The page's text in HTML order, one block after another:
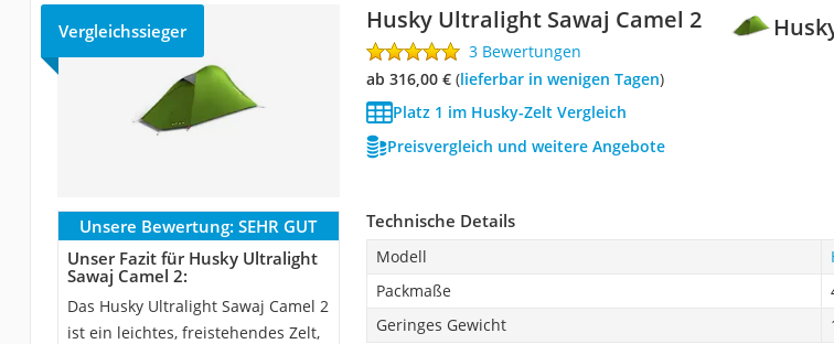
Vergleichssieger Husky Ultralight Sawaj Camel 2
3 Bewertungen
ab 316,00 €( Lieferbar in wenigen Tagen)
Platz 1 im Husky-Zelt Vergleich
Preisvergleich und weitere Angebote
Unsere Bewertung: SEHR GUT
Unser Fazit für Husky Ultralight
Sawaj Camel 2:
Das Husky Ultralight Sawaj Camel 2
ist ein leichtes, freistehendes Zelt,
Technische Details
Modell
Packmaße
Geringes Gewicht